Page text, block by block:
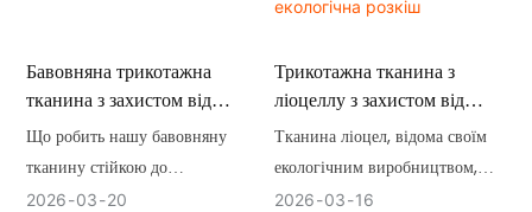
Бавовняна трикотажна
тканина з захистом від
ультрафіолету – UPF 50+
Класичний комфорт
Що робить нашу бавовняну
тканину стійкою до
ультрафіолетового
2026 03 20
Трикотажна тканина з
ліоцеллу з захистом від
ультрафіолету – захист від
сонця UPF 50+ та
екологічна розкіш
Тканина ліоцел, відома своїм
екологічним виробництвом,
шовковистою текстурою та
2026 03 16